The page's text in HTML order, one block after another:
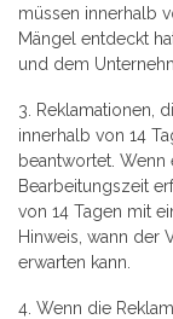
müssen innerhalb
Mängel entdeckt
und dem
3. Reklamationen,
innerhalb von 14
beantwortet.
Bearbeitungszeit
von 14 Tagen mit
Hinweis, wann der
erwarten kann.
4. Wenn die